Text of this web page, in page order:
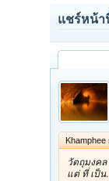
แชร์หน้า
Khamphee
วัตถุมงคล
แต่ ที่ เป็